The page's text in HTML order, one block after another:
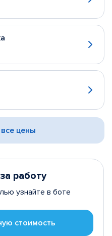
цены
работу
узнайте в боте
стоимость